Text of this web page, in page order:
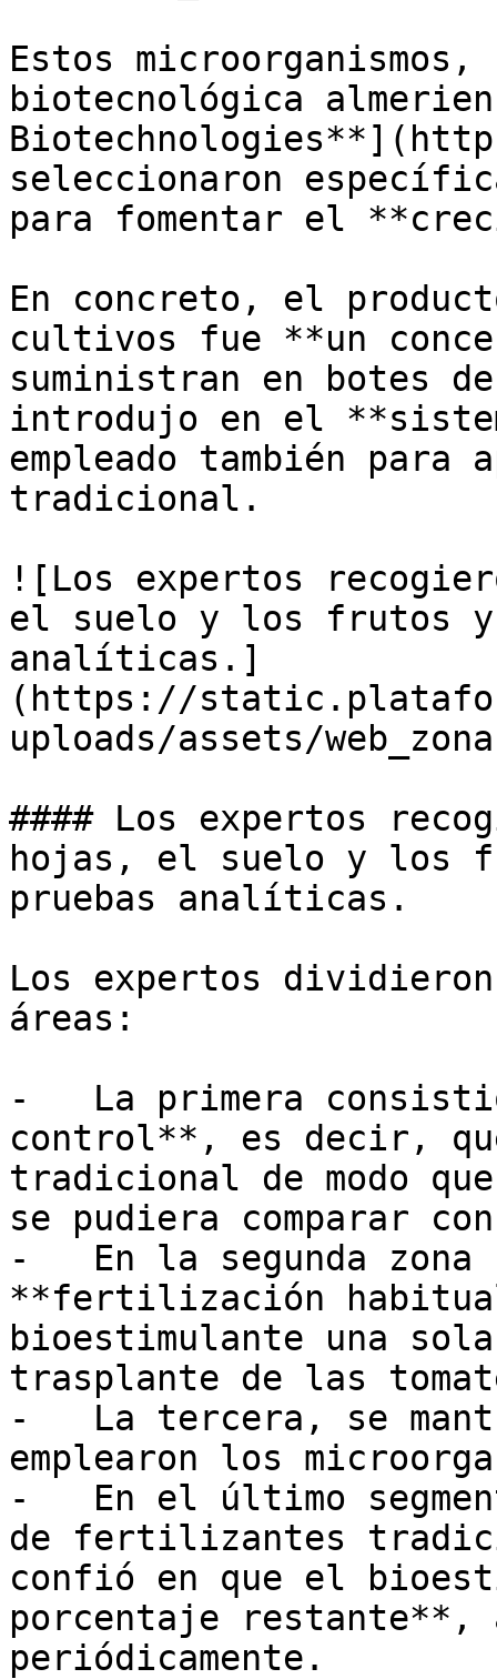
Estos
biotecnológica
seleccionaron
para fomentar el
En concreto, el
cultivos fue **un
suministran en botes
introdujo en el
empleado también
tradicional.
![Los expertos
el suelo y los frutos y
analíticas.]
(https://
uploads/assets/
#### Los expertos
hojas, el suelo y los
pruebas analíticas.
Los expertos
áreas:
-   La primera
control**, es decir,
tradicional de modo
se pudiera comparar
-   En la segunda zona
**fertilización
bioestimulante una
trasplante de las
-   La tercera, se
emplearon los
-   En el último
de fertilizantes
confió en que el
porcentaje restante**,
periódicamente.